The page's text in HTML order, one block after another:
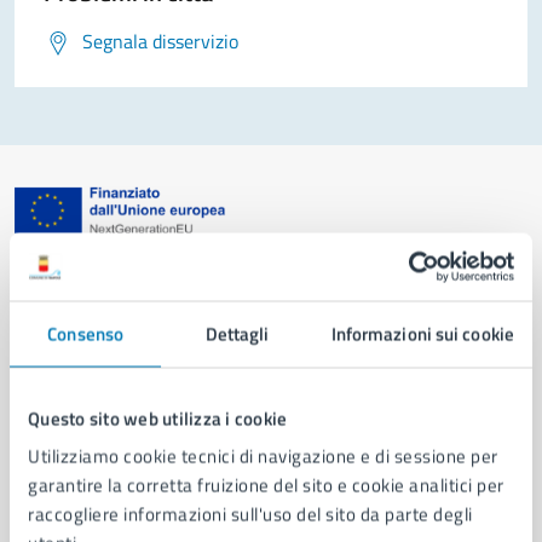
Consenso Dettagli Informazioni sui cookie
Questo sito web utilizza i cookie
Utilizziamo cookie tecnici di navigazione e di sessione per
garantire la corretta fruizione del sito e cookie analitici per
raccogliere informazioni sull'uso del sito da parte degli
Segnala disservizio
Organi di governo
Municipalità
Uffici
Enti e fondazioni
Politici